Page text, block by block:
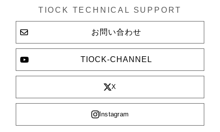
TIOCK TECHNICAL SUPPORT
お問い合わせ
TIOCK-CHANNEL
X
Instagram